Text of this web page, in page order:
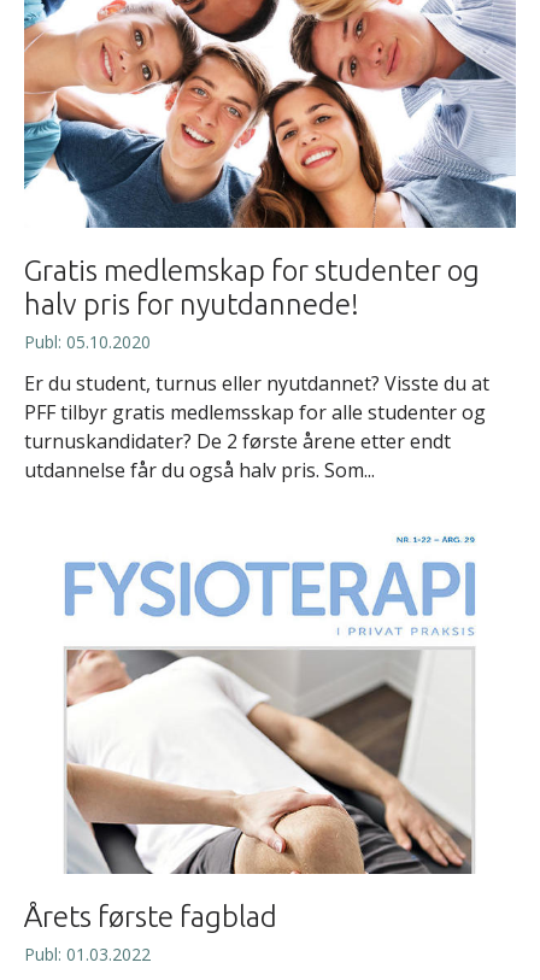
Gratis medlemskap for studenter og
halv pris for nyutdannede!
Publ: 05.10.2020
Er du student, turnus eller nyutdannet? Visste du at
PFF tilbyr gratis medlemsskap for alle studenter og
turnuskandidater? De 2 første årene etter endt
utdannelse får du også halv pris. Som...
Årets første fagblad
Publ: 01.03.2022